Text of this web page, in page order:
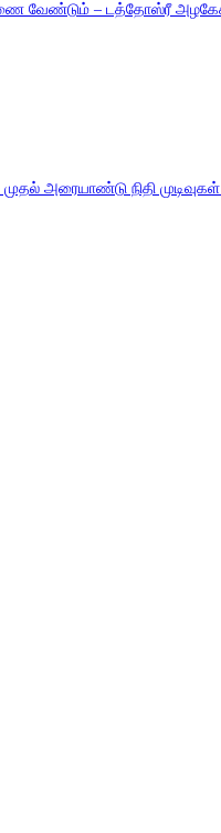
வேண்டும் – டத்தோஸ்ரீ
அரையாண்டு நிதி